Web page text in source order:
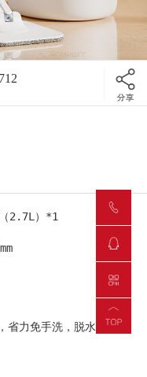
2.7L）*1
省力免手洗，脱水率